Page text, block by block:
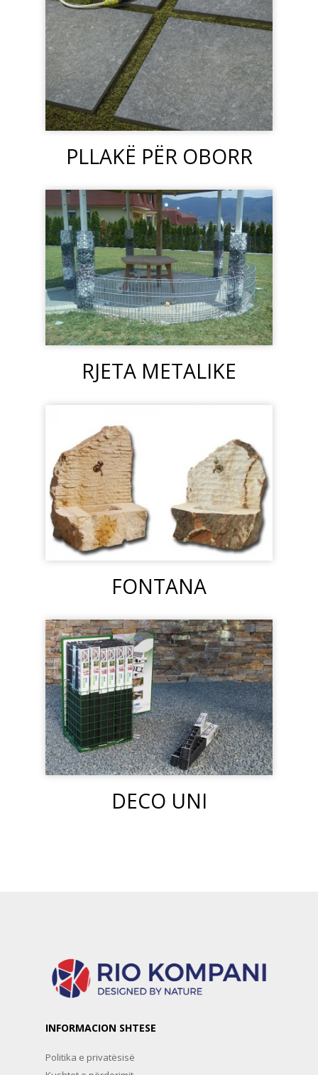
PLLAKË PËR OBORR
RJETA METALIKE
FONTANA
DECO UNI
INFORMACION SHTESE
Politika e privatësisë